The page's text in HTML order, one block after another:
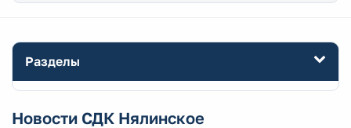
Разделы
Новости СДК Нялинское